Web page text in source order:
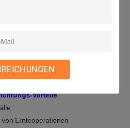
Elmo
LS
Vorteile
Ernteoperationen